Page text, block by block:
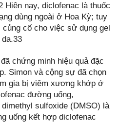
Hiện nay, diclofenac là thuốc
dùng ngoài ở Hoa Kỳ; tuy
cố cho việc sử dụng gel
chứng minh hiệu quả đặc
Simon và cộng sự đã chọn
gia bị viêm xương khớp ở
đường uống,
sulfoxide (DMSO) là
uống kết hợp diclofenac